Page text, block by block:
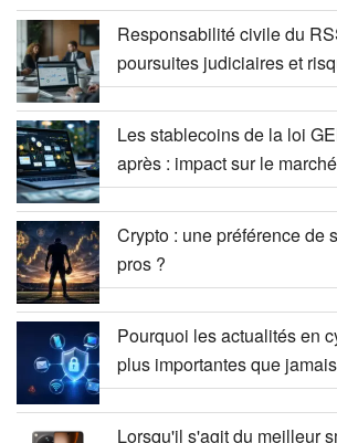
Responsabilité civile du
poursuites judiciaires et
Les stablecoins de la loi
après : impact sur le marché
Crypto : une préférence de
pros ?
Pourquoi les actualités en
plus importantes que jamais
Lorsqu'il s'agit du meilleur